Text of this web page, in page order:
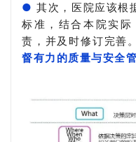
●其次，医院应该根
标准，结合本院实
责，并及时修订完善。
督有力的质量与安全